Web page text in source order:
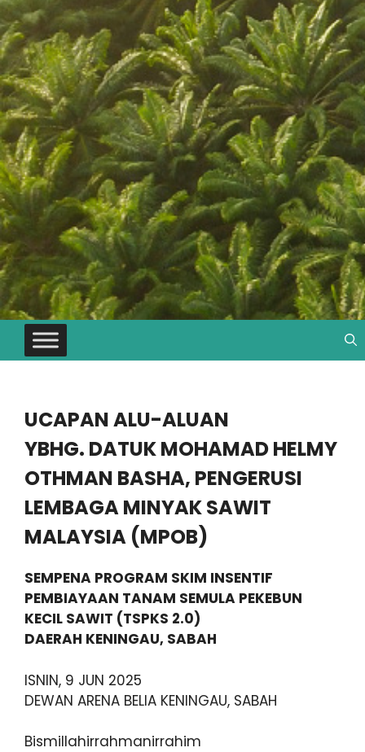
UCAPAN ALU-ALUAN
YBHG. DATUK MOHAMAD HELMY
OTHMAN BASHA, PENGERUSI
LEMBAGA MINYAK SAWIT
MALAYSIA (MPOB)
SEMPENA PROGRAM SKIM INSENTIF
PEMBIAYAAN TANAM SEMULA PEKEBUN
KECIL SAWIT (TSPKS 2.0)
DAERAH KENINGAU, SABAH
ISNIN, 9 JUN 2025
DEWAN ARENA BELIA KENINGAU, SABAH
Bismillahirrahmanirrahim